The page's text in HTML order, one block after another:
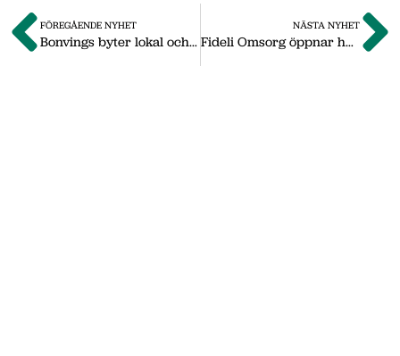
FÖREGÅENDE NYHET
Bonvings byter lokal och kompletterar med nytt koncept
NÄSTA NYHET
Fideli Omsorg öppnar huvudkontor i Nässjö – flera nya jobb